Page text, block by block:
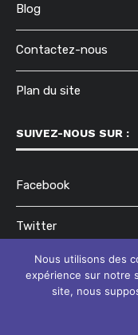
Blog
Contactez-nous
Plan du site
SUIVEZ-NOUS SUR :
Facebook
Twitter
Instagram
@2023 - Tous
Nous utilisons des
expérience sur notre
site, nous